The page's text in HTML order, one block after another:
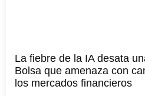
La fiebre de la IA desata
Bolsa que amenaza con
los mercados financieros